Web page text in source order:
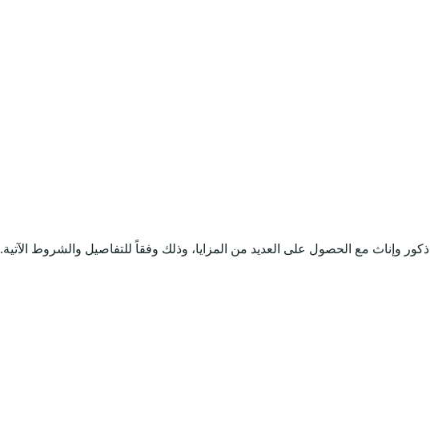
ذكور وإناث مع الحصول على العديد من المزايا، وذلك وفقاً للتفاصيل والشروط الآتية.